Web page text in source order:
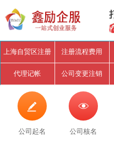
上海自贸区注册 注册流程费用
代理记帐 公司变更注销

公司起名

公司核名